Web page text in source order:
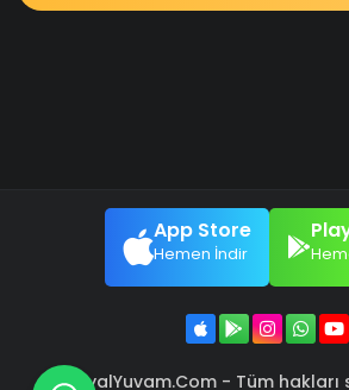
App Store
Hemen İndir
SosyalYuvam.Com - Tüm hakları